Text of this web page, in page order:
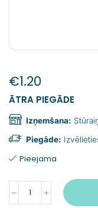
€1.20
ĀTRA PIEGĀDE
Izņemšana:
Piegāde:
Pieejama